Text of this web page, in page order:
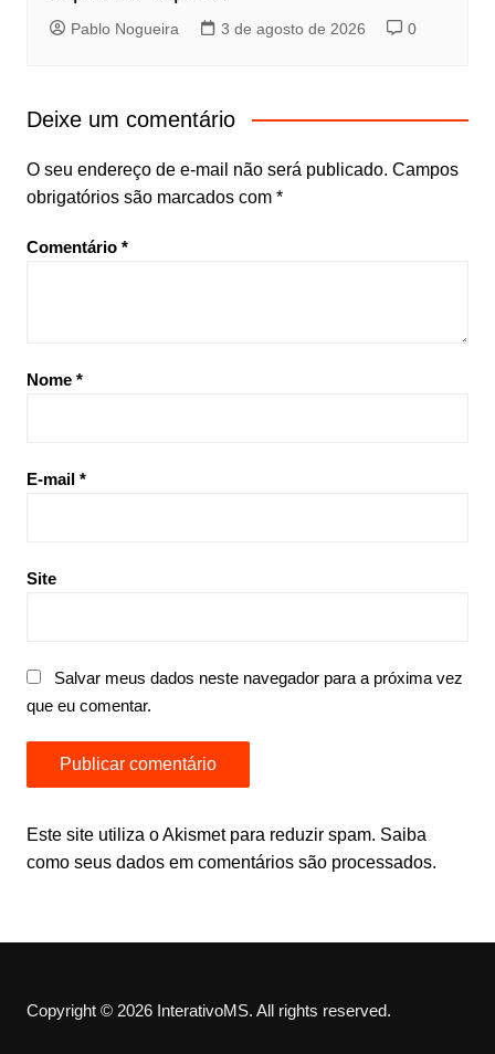
Pablo Nogueira 3 de agosto de 2026 0
Deixe um comentário
O seu endereço de e-mail não será publicado. Campos
obrigatórios são marcados com *
Comentário *
Nome *
E-mail *
Site
Salvar meus dados neste navegador para a próxima vez
que eu comentar.
Este site utiliza o Akismet para reduzir spam. Saiba
como seus dados em comentários são processados.
Copyright © 2026 InterativoMS. All rights reserved.